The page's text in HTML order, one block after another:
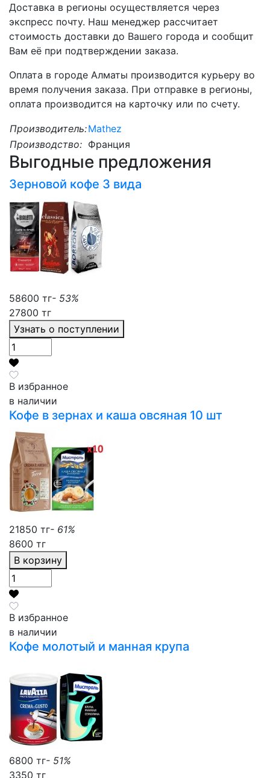
Доставка в регионы осуществляется через
экспресс почту. Наш менеджер рассчитает
стоимость доставки до Вашего города и сообщит
Вам её при подтверждении заказа.
Оплата в городе Алматы производится курьеру во
время получения заказа. При отправке в регионы,
оплата производится на карточку или по счету.
Производитель:Mathez
Производство: Франция
Выгодные предложения
Зерновой кофе 3 вида
58600 тг- 53%
27800 тг
Узнать о поступлении
В избранное
в наличии
Кофе в зернах и каша овсяная 10 шт
21850 тг- 61%
8600 тг
В корзину
В избранное
в наличии
Кофе молотый и манная крупа
6800 тг- 51%
3350 тг